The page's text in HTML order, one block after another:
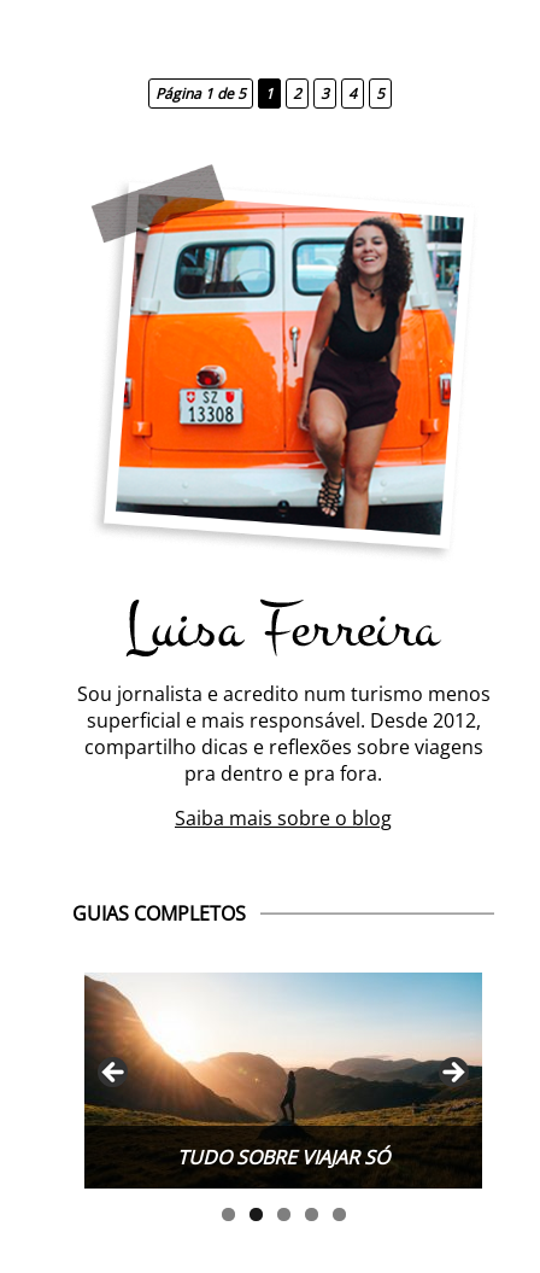
Página 1 de 5 1 2 3 4 5
Sou jornalista e acredito num turismo menos
superficial e mais responsável. Desde 2012,
compartilho dicas e reflexões sobre viagens
pra dentro e pra fora.
Saiba mais sobre o blog
GUIAS COMPLETOS
TUDO SOBRE WORK EXCHANGE